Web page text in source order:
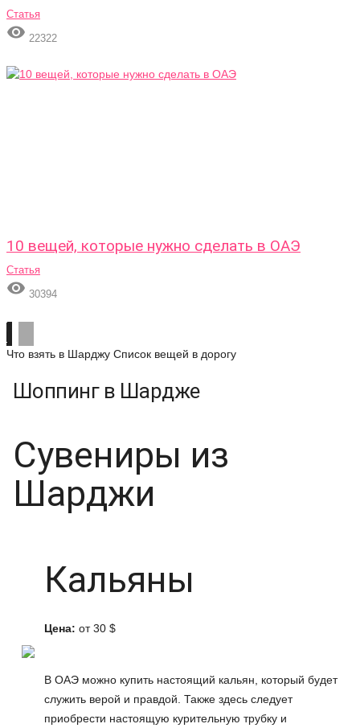
Статья
 22322
10 вещей, которые нужно сделать в ОАЭ
Статья
 30394
Что взять в Шарджу Список вещей в дорогу
Шоппинг в Шардже
Сувениры из
Шарджи
Кальяны
Цена: от 30 $
В ОАЭ можно купить настоящий кальян, который будет
служить верой и правдой. Также здесь следует
приобрести настоящую курительную трубку и